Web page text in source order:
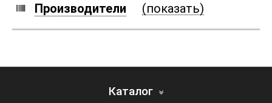
Производители (показать)
Каталог